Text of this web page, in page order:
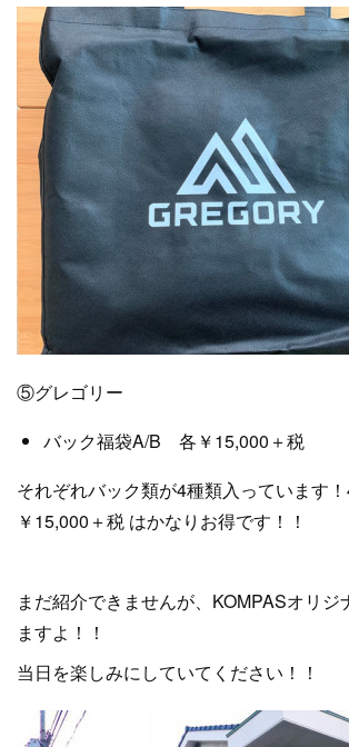
⑤グレゴリー
バック福袋A/B 各￥15,000＋税
それぞれバック類が4種類入っています
￥15,000＋税 はかなりお得です！！
まだ紹介できませんが、KOMPASオリジ
ますよ！！
当日を楽しみにしていてください！！